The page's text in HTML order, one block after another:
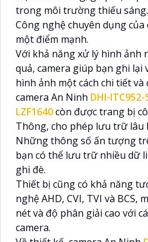
trong môi trường thiếu sáng.
Công nghệ chuyên dụng của
một điểm mạnh.
Với khả năng xử lý hình ảnh
quả, camera giúp bạn ghi
hình ảnh một cách chi tiết và
camera An Ninh DHI-ITC952-
LZF1640còn được trang bị
Thông, cho phép lưu trữ lâu
Những thông số ấn tượng
bạn có thể lưu trữ nhiều dữ
ghi đè.
Thiết bị cũng có khả năng
nghệ AHD, CVI, TVI và BCS,
nét và độ phân giải cao với
camera.